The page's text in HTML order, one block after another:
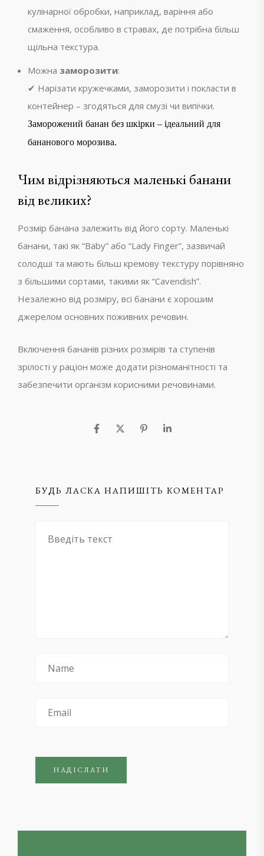
кулінарної обробки, наприклад, варіння або
смаження, особливо в стравах, де потрібна більш
щільна текстура.
Можна заморозити:
✔ Нарізати кружечками, заморозити і покласти в
контейнер – згодяться для смузі чи випічки.
Заморожений банан без шкірки – ідеальний для
бананового морозива.
Чим відрізняються маленькі банани
від великих?
Розмір банана залежить від його сорту. Маленькі
банани, такі як “Baby” або “Lady Finger”, зазвичай
солодші та мають більш кремову текстуру порівняно
з більшими сортами, такими як “Cavendish”.
Незалежно від розміру, всі банани є хорошим
джерелом основних поживних речовин.
Включення бананів різних розмірів та ступенів
зрілості у раціон може додати різноманітності та
забезпечити організм корисними речовинами.
БУДЬ ЛАСКА НАПИШІТЬ КОМЕНТАР